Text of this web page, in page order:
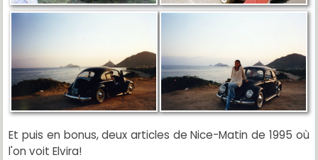
Et puis en bonus, deux articles de Nice-Matin de 1995 où
l'on voit Elvira!